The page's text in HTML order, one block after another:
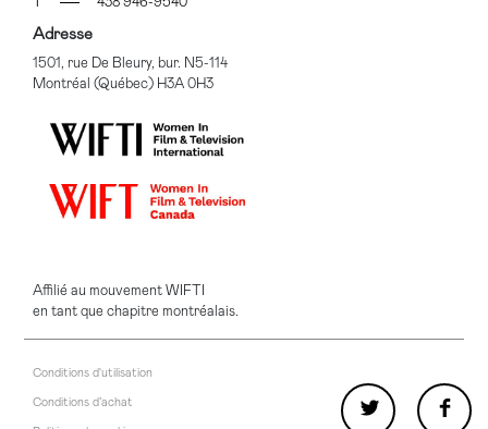
Adresse
1501, rue De Bleury, bur. N5-114
Montréal (Québec) H3A 0H3
Affilié au mouvement WIFTI
en tant que chapitre montréalais.
Conditions d'utilisation
Conditions d’achat